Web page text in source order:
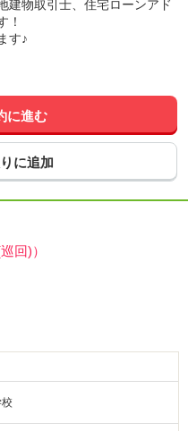
物取引士、住宅ローンアド
！
す♪
に進む
回)）